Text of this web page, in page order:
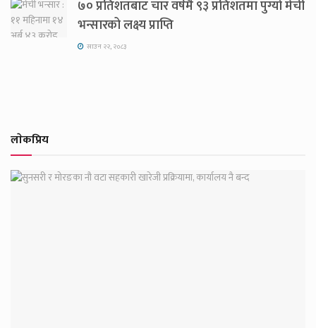
७० प्रतिशतबाट चार वर्षमै ९३ प्रतिशतमा पुग्यो मेची
भन्सारको लक्ष्य प्राप्ति
साउन २२, २०८३
लाेकप्रिय